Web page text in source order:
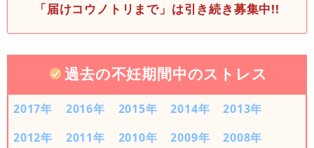
「届けコウノトリまで」は引き続き募集中!!
過去の不妊期間中のストレス
2017年 2016年 2015年 2014年
2013年
2012年
2011年 2010年 2009年
2008年